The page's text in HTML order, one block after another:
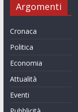
Argomenti
Cronaca
Politica
Economia
Attualità
Eventi